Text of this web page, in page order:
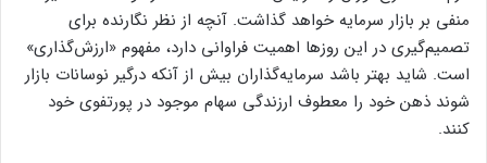
منفی بر بازار سرمایه خواهد گذاشت. آنچه از نظر نگارنده برای
تصمیم‌گیری در این روزها اهمیت فراوانی دارد، مفهوم «ارزش‌گذاری»
است. شاید بهتر باشد سرمایه‌گذاران بیش از آنکه درگیر نوسانات بازار
شوند ذهن خود را معطوف ارزندگی سهام موجود در پورتفوی خود
کنند.